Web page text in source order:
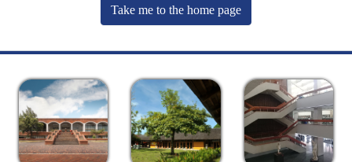
Take me to the home page